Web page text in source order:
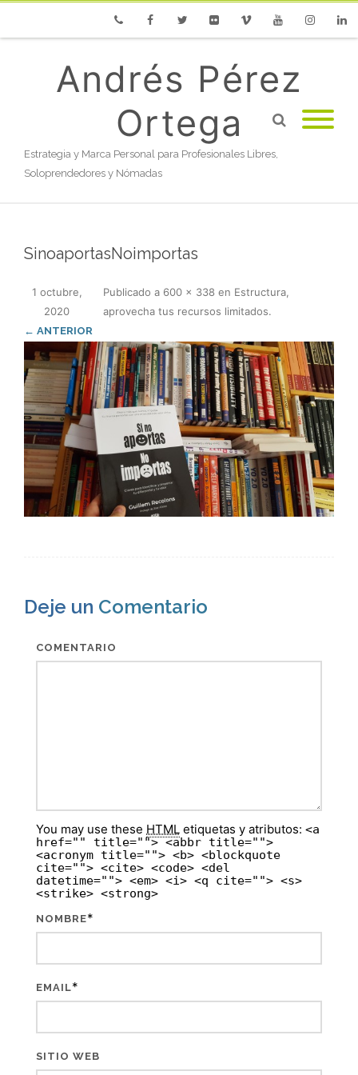
Andrés Pérez
Ortega
Estrategia y Marca Personal para Profesionales Libres,
Soloprendedores y Nómadas
SinoaportasNoimportas
Publicado
1 octubre,
2020
a 600 × 338 en Estructura,
aprovecha tus recursos limitados.
← ANTERIOR
Deje un Comentario
COMENTARIO
You may use these HTML etiquetas y atributos: <a
href="" title=""> <abbr title="">
<acronym title=""> <b> <blockquote
cite=""> <cite> <code> <del
datetime=""> <em> <i> <q cite=""> <s>
<strike> <strong>
NOMBRE*
EMAIL*
SITIO WEB